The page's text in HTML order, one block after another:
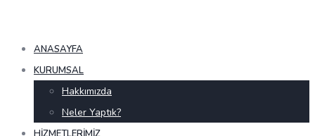
ANASAYFA
KURUMSAL
Hakkımızda
Neler Yaptık?